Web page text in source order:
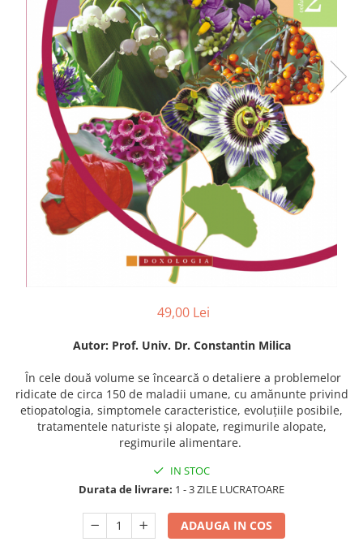
49,00 Lei
Autor: Prof. Univ. Dr. Constantin Milica
În cele două volume se încearcă o detaliere a problemelor
ridicate de circa 150 de maladii umane, cu amănunte privind
etiopatologia, simptomele caracteristice, evoluţiile posibile,
tratamentele naturiste şi alopate, regimurile alopate,
regimurile alimentare.
IN STOC
Durata de livrare: 1 - 3 ZILE LUCRATOARE
ADAUGA IN COS